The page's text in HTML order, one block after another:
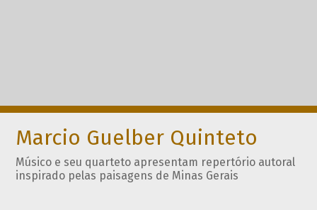
Marcio Guelber Quinteto
Músico e seu quarteto apresentam repertório autoral
inspirado pelas paisagens de Minas Gerais